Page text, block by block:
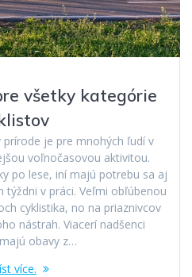
všetky kategórie
je pre mnohých ľudí v
voľnočasovou aktivitou.
po lese, iní majú potrebu sa aj
v práci. Veľmi obľúbenou
cyklistika, no na priaznivcov
nástrah. Viacerí nadšenci
obavy z…
více.